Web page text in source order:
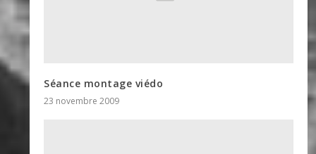
Séance montage viédo
23 novembre 2009